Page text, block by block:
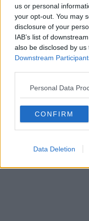
us or personal
your opt-out. You may
disclosure of your
IAB’s list of
also be disclosed by
Downstream
Personal Data
CONFIRM
Data Deletion
Beiträge des
Klatscht 0
Vorheriger Artikel
1998 – Als Marco
Pantani zur
Mythosfigur des
Radsports aufstieg